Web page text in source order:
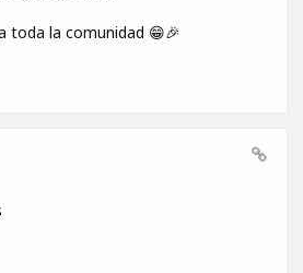
toda la comunidad 😁🎉